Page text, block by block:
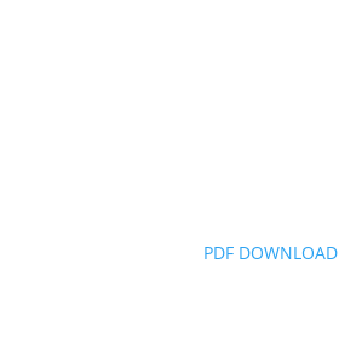
PDF DOWNLOAD